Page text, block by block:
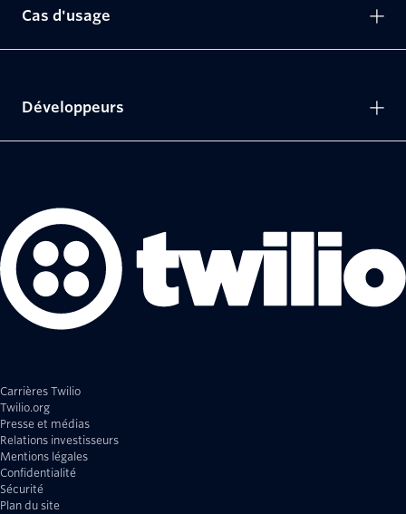
Carrières Twilio
Twilio.org
Presse et médias
Relations investisseurs
Mentions légales
Confidentialité
Sécurité
Plan du site
Cas d'usage
Développeurs